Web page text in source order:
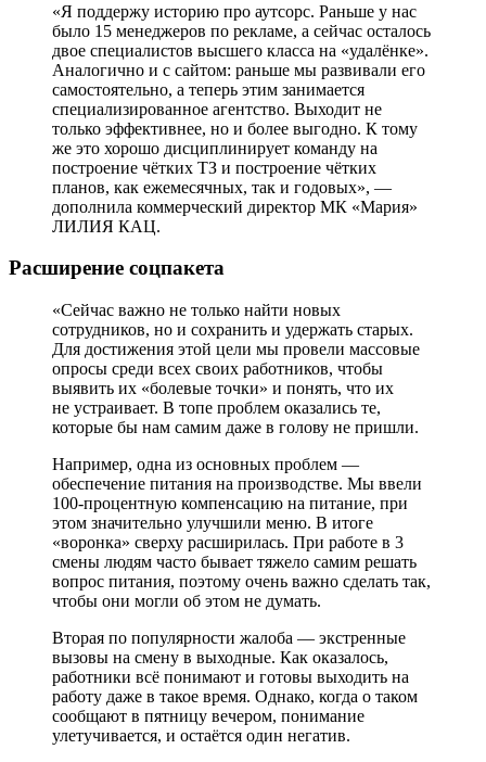
«Я поддержу историю про аутсорс. Раньше у нас
было 15 менеджеров по рекламе, а сейчас осталось
двое специалистов высшего класса на «удалёнке».
Аналогично и с сайтом: раньше мы развивали его
самостоятельно, а теперь этим занимается
специализированное агентство. Выходит не
только эффективнее, но и более выгодно. К тому
же это хорошо дисциплинирует команду на
построение чётких ТЗ и построение чётких
планов, как ежемесячных, так и годовых», —
дополнила коммерческий директор МК «Мария»
ЛИЛИЯ КАЦ.
Расширение соцпакета
«Сейчас важно не только найти новых
сотрудников, но и сохранить и удержать старых.
Для достижения этой цели мы провели массовые
опросы среди всех своих работников, чтобы
выявить их «болевые точки» и понять, что их
не устраивает. В топе проблем оказались те,
которые бы нам самим даже в голову не пришли.
Например, одна из основных проблем —
обеспечение питания на производстве. Мы ввели
100-процентную компенсацию на питание, при
этом значительно улучшили меню. В итоге
«воронка» сверху расширилась. При работе в 3
смены людям часто бывает тяжело самим решать
вопрос питания, поэтому очень важно сделать так,
чтобы они могли об этом не думать.
Вторая по популярности жалоба — экстренные
вызовы на смену в выходные. Как оказалось,
работники всё понимают и готовы выходить на
работу даже в такое время. Однако, когда о таком
сообщают в пятницу вечером, понимание
улетучивается, и остаётся один негатив.